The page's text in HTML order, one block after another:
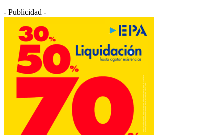
- Publicidad -